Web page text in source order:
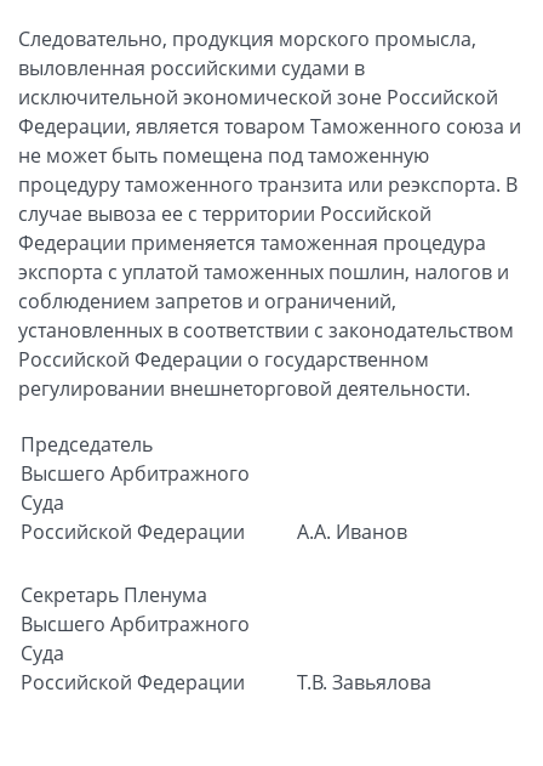
Следовательно, продукция морского промысла,
выловленная российскими судами в
исключительной экономической зоне Российской
Федерации, является товаром Таможенного союза и
не может быть помещена под таможенную
процедуру таможенного транзита или реэкспорта. В
случае вывоза ее с территории Российской
Федерации применяется таможенная процедура
экспорта с уплатой таможенных пошлин, налогов и
соблюдением запретов и ограничений,
установленных в соответствии с законодательством
Российской Федерации о государственном
регулировании внешнеторговой деятельности.
Председатель
Высшего Арбитражного
Суда
Российской Федерации
А.А. Иванов
Секретарь Пленума
Высшего Арбитражного
Суда
Российской Федерации
Т.В. Завьялова